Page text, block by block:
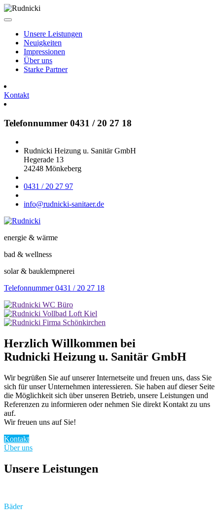
Unsere Leistungen
Neuigkeiten
Impressionen
Über uns
Starke Partner
Kontakt
Telefonnummer 0431 / 20 27 18
Rudnicki Heizung u. Sanitär GmbH
Hegerade 13
24248 Mönkeberg
0431 / 20 27 97
info@rudnicki-sanitaer.de
energie & wärme
bad & wellness
solar & bauklempnerei
Telefonnummer 0431 / 20 27 18
Herzlich Willkommen bei
Rudnicki Heizung u. Sanitär GmbH
Wir begrüßen Sie auf unserer Internetseite und freuen uns, dass Sie
sich für unser Unternehmen interessieren. Sie haben auf dieser Seite
die Möglichkeit sich über unseren Betrieb, unsere Leistungen und
Referenzen zu informieren oder nehmen Sie direkt Kontakt zu uns
auf.
Wir freuen uns auf Sie!
Kontakt
Über uns
Unsere Leistungen
Bäder